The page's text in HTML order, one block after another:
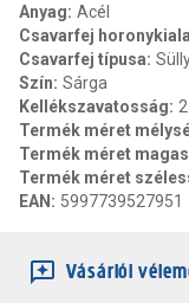
Anyag: Acél
Csavarfej
Csavarfej típusa:
Szín: Sárga
Kellékszavatosság:
Termék méret
Termék méret
Termék méret
EAN : 5997739527951
Vásárlói